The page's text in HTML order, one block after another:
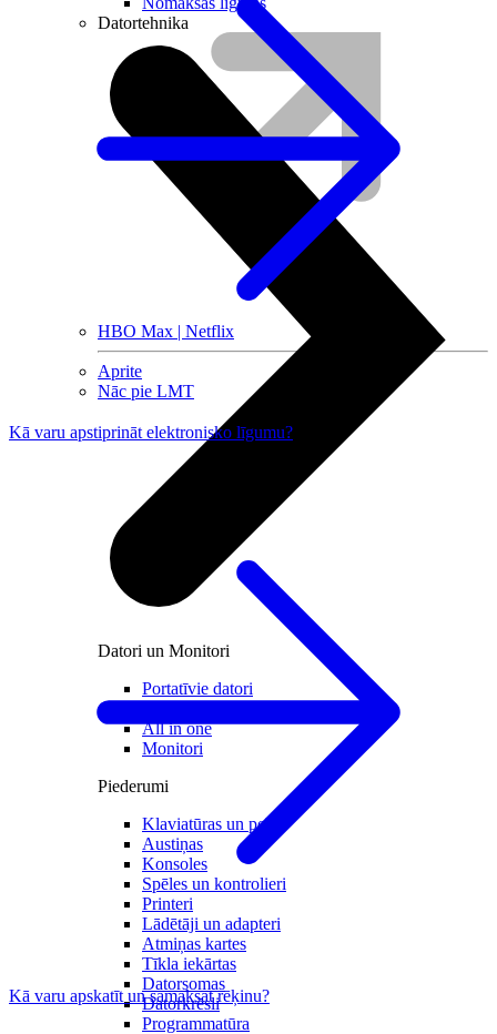
HBO Max | Netflix
Aprite
Nāc pie LMT
Datortehnika
Datori un Monitori
Portatīvie datori
All in one
Monitori
Piederumi
Klaviatūras un peles
Austiņas
Konsoles
Spēles un kontrolieri
Printeri
Lādētāji un adapteri
Atmiņas kartes
Tīkla iekārtas
Datorsomas
Datorkrēsli
Programmatūra
Kā varu apstiprināt elektronisko līgumu?
Kā varu apskatīt un samaksāt rēķinu?